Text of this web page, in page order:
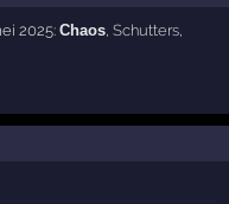
2025:Chaos,Schutters,